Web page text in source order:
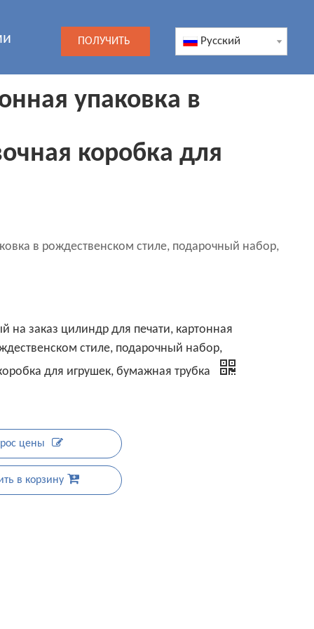
ПОЛУЧИТЬ Pусский
упаковка в
коробка для
в рождественском стиле, подарочный набор,
на заказ цилиндр для печати, картонная
стиле, подарочный набор,
для игрушек, бумажная трубка
цены
в корзину